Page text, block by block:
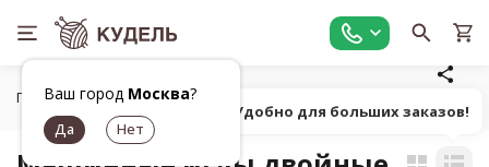
Ваш город Москва?
Главная Оборудование
Попробуй! Удобно для больших заказов!